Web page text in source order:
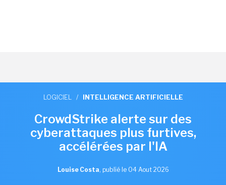
LOGICIEL / INTELLIGENCE ARTIFICIELLE
CrowdStrike alerte sur des
cyberattaques plus furtives,
accélérées par l'IA
Louise Costa, publié le 04 Aout 2026